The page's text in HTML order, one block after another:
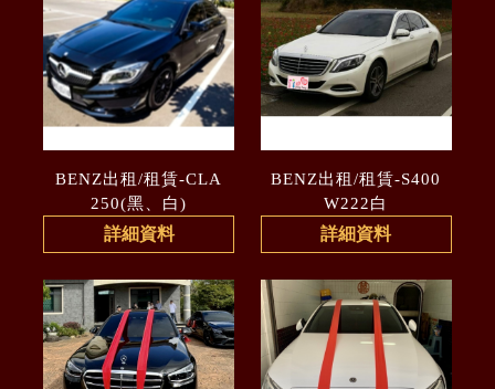
BENZ出租/租賃-CLA
250(黑、白)
詳細資料
BENZ出租/租賃-S400
W222白
詳細資料